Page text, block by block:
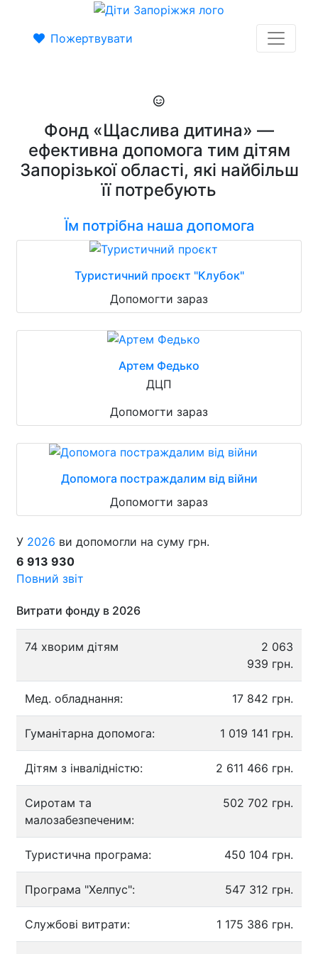
Пожертвувати
Фонд «Щаслива дитина» —
ефективна допомога тим дітям
Запорізької області, які найбільш
її потребують
Їм потрібна наша допомога
Туристичний проєкт "Клубок"
Допомогти зараз
Артем Федько
ДЦП
Допомогти зараз
Допомога постраждалим від війни
Допомогти зараз
У 2026 ви допомогли на суму грн.
6 913 930
Повний звіт
Витрати фонду в 2026
74 хворим дітям
2 063
939 грн.
Мед. обладнання: 17 842 грн.
Гуманітарна допомога: 1 019 141 грн.
Дітям з інвалідністю: 2 611 466 грн.
Сиротам та
малозабезпеченим:
502 702 грн.
Туристична програма: 450 104 грн.
Програма "Хелпус": 547 312 грн.
Службові витрати: 1 175 386 грн.